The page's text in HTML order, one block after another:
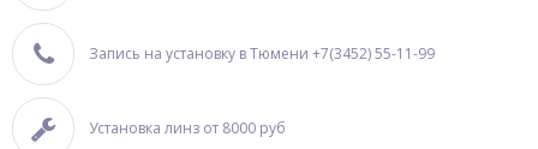
Запись на установку в Тюмени +7(3452) 55-11-99
Установка линз от 8000 руб